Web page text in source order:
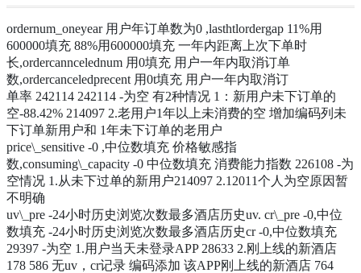
ordernum_oneyear 用户年订单数为0 ,lasthtlordergap 11%用
600000填充 88%用600000填充 一年内距离上次下单时
长,ordercanncelednum 用0填充 用户一年内取消订单
数,ordercanceledprecent 用0t填充 用户一年内取消订
单率 242114 242114 -为空 有2种情况 1：新用户未下订单的
空-88.42% 214097 2.老用户1年以上未消费的空 增加编码列未
下订单新用户和 1年未下订单的老用户
price\_sensitive -0 ,中位数填充 价格敏感指
数,consuming\_capacity -0 中位数填充 消费能力指数 226108 -为
空情况 1.从未下过单的新用户214097 2.12011个人为空原因暂
不明确
uv\_pre -24小时历史浏览次数最多酒店历史uv. cr\_pre -0,中位
数填充 -24小时历史浏览次数最多酒店历史cr -0,中位数填充
29397 -为空 1.用户当天未登录APP 28633 2.刚上线的新酒店
178 586 无uv，cr记录 编码添加 该APP刚上线的新酒店 764